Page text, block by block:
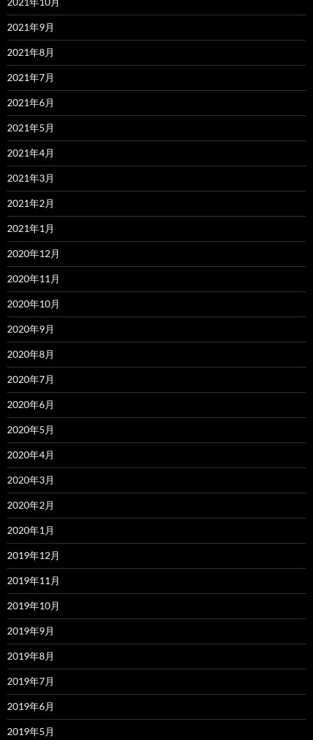
2021年9月
2021年8月
2021年7月
2021年6月
2021年5月
2021年4月
2021年3月
2021年2月
2021年1月
2020年12月
2020年11月
2020年10月
2020年9月
2020年8月
2020年7月
2020年6月
2020年5月
2020年4月
2020年3月
2020年2月
2020年1月
2019年12月
2019年11月
2019年10月
2019年9月
2019年8月
2019年7月
2019年6月
2019年5月